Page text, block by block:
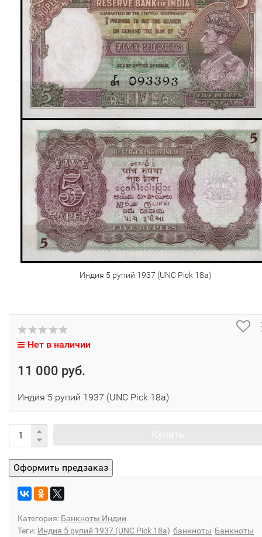
Индия 5 рупий 1937 (UNC Pick 18а)
Нет в наличии
11 000 руб.
Индия 5 рупий 1937 (UNC Pick 18а)
Категория: Банкноты Индии
Теги: Индия 5 рупий 1937 (UNC Pick 18а) банкноты Банкноты